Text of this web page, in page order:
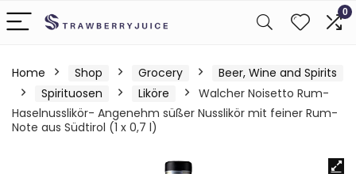
0
Home Shop Grocery
Beer, Wine and Spirits
Spirituosen
Liköre
Walcher Noisetto Rum-
Haselnusslikör- Angenehm süßer Nusslikör mit feiner Rum-
Note aus Südtirol (1 x 0,7 l)